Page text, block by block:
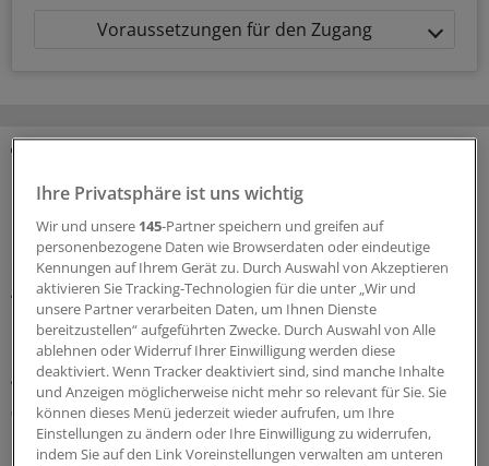
Voraussetzungen für den Zugang
MEHR ZUM THEMA
Modellstudiengang Humanmedizin
Unimedizin Lausitz: Im Oktober starten die
ersten Studenten
Vor fünf Jahren legte eine Expertenkommission ihre
Empfehlungen für eine neue Medizinische Universität in
Cottbus vor. Bald geht der Studienbetrieb los. Was ist
geplant?
03.08.2026
Ihre Privatsphäre ist uns wichtig
Wir und unsere 145-Partner speichern und greifen auf
personenbezogene Daten wie Browserdaten oder eindeutige
Kennungen auf Ihrem Gerät zu. Durch Auswahl von Akzeptieren
aktivieren Sie Tracking-Technologien für die unter „Wir und
unsere Partner verarbeiten Daten, um Ihnen Dienste
bereitzustellen“ aufgeführten Zwecke. Durch Auswahl von Alle
ablehnen oder Widerruf Ihrer Einwilligung werden diese
deaktiviert. Wenn Tracker deaktiviert sind, sind manche Inhalte
und Anzeigen möglicherweise nicht mehr so relevant für Sie. Sie
können dieses Menü jederzeit wieder aufrufen, um Ihre
Einstellungen zu ändern oder Ihre Einwilligung zu widerrufen,
indem Sie auf den Link Voreinstellungen verwalten am unteren